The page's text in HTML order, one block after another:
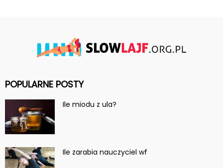
POPULARNE POSTY
Ile miodu z ula?
Ile zarabia nauczyciel wf